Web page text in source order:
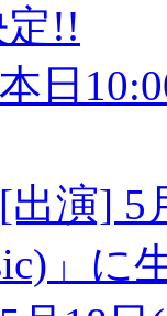
!!
本日
[出演] 5
」に